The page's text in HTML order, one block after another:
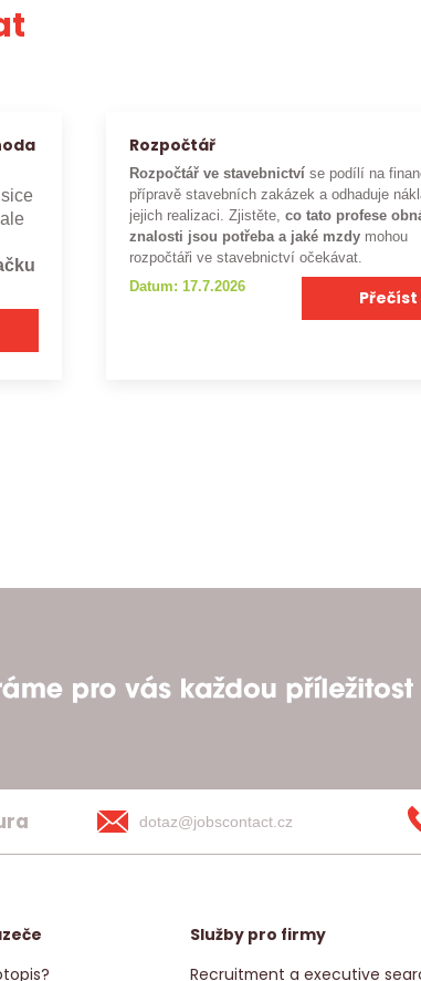
Rozpočtář
Rozpočtář ve stavebnictví se podílí na
přípravě stavebních zakázek a odhaduje
jejich realizaci. Zjistěte,co tato profese
znalosti jsou potřeba a jaké mzdy mohou
rozpočtáři ve stavebnictví očekávat.
Datum: 17.7.2026
Přečíst
dotaz@jobscontact.cz
Služby pro firmy
Recruitment a executive